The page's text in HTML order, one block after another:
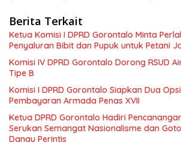
Berita Terkait
Ketua Komisi I DPRD Gorontalo Minta
Penyaluran Bibit dan Pupuk untuk Petani
Komisi IV DPRD Gorontalo Dorong RSUD
Tipe B
Komisi I DPRD Gorontalo Siapkan Dua
Pembayaran Armada Penas XVII
Ketua DPRD Gorontalo Hadiri
Serukan Semangat Nasionalisme dan
Danau Perintis